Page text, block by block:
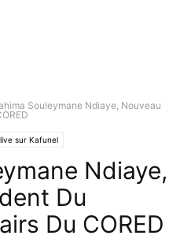
Souleymane Ndiaye, Nouveau
sur Kafunel
Ndiaye,
Du
Du CORED